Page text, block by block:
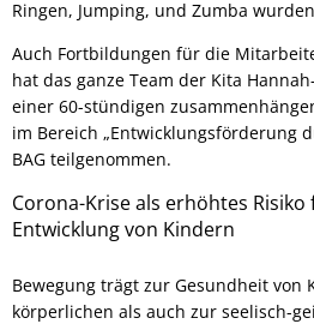
Ringen, Jumping, und Zumba
Auch Fortbildungen für die
hat das ganze Team der Kita
einer 60-stündigen
im Bereich „Entwicklungsförderung
BAG teilgenommen.
Corona-Krise als erhöhtes
Entwicklung von Kindern
Bewegung trägt zur Gesundheit von
körperlichen als auch zur seelisch-